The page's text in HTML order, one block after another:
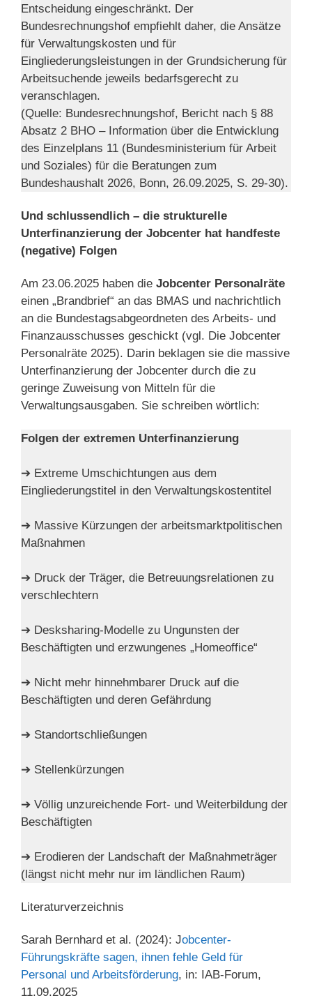
Entscheidung eingeschränkt. Der
Bundesrechnungshof empfiehlt daher, die Ansätze
für Verwaltungskosten und für
Eingliederungsleistungen in der Grundsicherung für
Arbeitsuchende jeweils bedarfsgerecht zu
veranschlagen.
(Quelle: Bundesrechnungshof, Bericht nach § 88
Absatz 2 BHO – Information über die Entwicklung
des Einzelplans 11 (Bundesministerium für Arbeit
und Soziales) für die Beratungen zum
Bundeshaushalt 2026, Bonn, 26.09.2025, S. 29-30).
Und schlussendlich – die strukturelle
Unterfinanzierung der Jobcenter hat handfeste
(negative) Folgen
Am 23.06.2025 haben die Jobcenter Personalräte
einen „Brandbrief“ an das BMAS und nachrichtlich
an die Bundestagsabgeordneten des Arbeits- und
Finanzausschusses geschickt (vgl. Die Jobcenter
Personalräte 2025). Darin beklagen sie die massive
Unterfinanzierung der Jobcenter durch die zu
geringe Zuweisung von Mitteln für die
Verwaltungsausgaben. Sie schreiben wörtlich:
Folgen der extremen Unterfinanzierung
➔ Extreme Umschichtungen aus dem
Eingliederungstitel in den Verwaltungskostentitel
➔ Massive Kürzungen der arbeitsmarktpolitischen
Maßnahmen
➔ Druck der Träger, die Betreuungsrelationen zu
verschlechtern
➔ Desksharing-Modelle zu Ungunsten der
Beschäftigten und erzwungenes „Homeoffice“
➔ Nicht mehr hinnehmbarer Druck auf die
Beschäftigten und deren Gefährdung
➔ Standortschließungen
➔ Stellenkürzungen
➔ Völlig unzureichende Fort- und Weiterbildung der
Beschäftigten
➔ Erodieren der Landschaft der Maßnahmeträger
(längst nicht mehr nur im ländlichen Raum)
Literaturverzeichnis
Sarah Bernhard et al. (2024): Jobcenter-
Führungskräfte sagen, ihnen fehle Geld für
Personal und Arbeitsförderung, in: IAB-Forum,
11.09.2025